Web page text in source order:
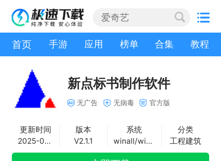
首页 手游 应用 榜单 合集 教程
新点标书制作软件
无广告 无病毒 官方版
更新时间
2025-09-29
版本
V2.1.1
系统
winall/win7/win10/win11
分类
工程建筑